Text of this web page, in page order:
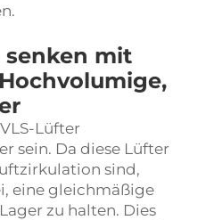
senken mit
Lüfter
sein. Da diese Lüfter
sind,
eine gleichmäßige
zu halten. Dies